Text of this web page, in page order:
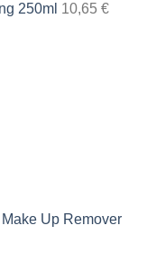
250ml 10,65 €
Up Remover